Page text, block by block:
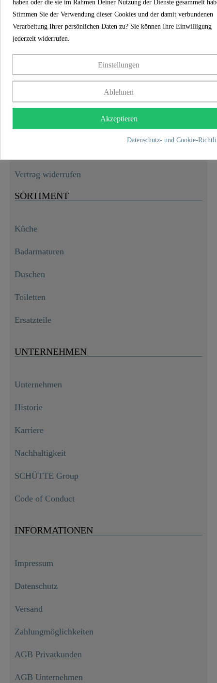
KONTAKT
Franz Joseph Schütte GmbH
49134 Wallenhorst
+49 5407 8707 0
info@fjschuette.com
Vertrag widerrufen
SORTIMENT
Küche
Badarmaturen
Duschen
Toiletten
Ersatzteile
UNTERNEHMEN
Unternehmen
Historie
Karriere
Nachhaltigkeit
SCHÜTTE Group
Code of Conduct
INFORMATIONEN
Impressum
Datenschutz
Versand
Zahlungmöglichkeiten
AGB Privatkunden
AGB Unternehmen
haben oder die sie im Rahmen Deiner Nutzung der Dienste gesammelt
Stimmen Sie der Verwendung dieser Cookies und der damit verbundenen
Verarbeitung Ihrer persönlichen Daten zu? Sie können Ihre Einwilligung
jederzeit widerrufen.
Einstellungen
Ablehnen
Akzeptieren
Datenschutz- und Cookie-